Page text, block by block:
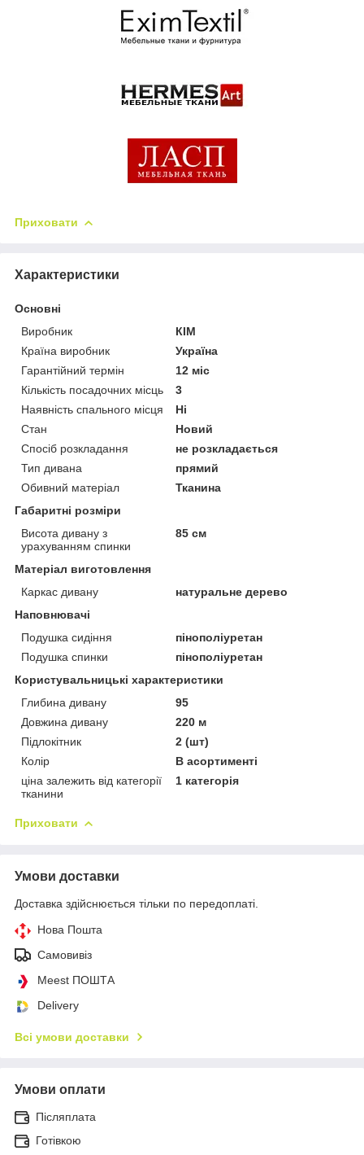
Приховати
Характеристики
Основні
Виробник
КІМ
Країна виробник
Україна
Гарантійний термін
12 міс
Кількість посадочних місць
3
Наявність спального місця
Ні
Стан
Новий
Спосіб розкладання
не розкладається
Тип дивана
прямий
Обивний матеріал
Тканина
Габаритні розміри
Висота дивану з
урахуванням спинки
85 см
Матеріал виготовлення
Каркас дивану
натуральне дерево
Наповнювачі
Подушка сидіння
пінополіуретан
Подушка спинки
пінополіуретан
Користувальницькі характеристики
Глибина дивану
95
Довжина дивану
220 м
Підлокітник
2 (шт)
Колір
В асортименті
ціна залежить від категорії
тканини
1 категорія
Приховати
Умови доставки
Доставка здійснюється тільки по передоплаті.
Нова Пошта
Самовивіз
Meest ПОШТА
Delivery
Всі умови доставки
Умови оплати
Післяплата
Готівкою